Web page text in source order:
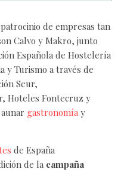
de empresas tan
Calvo y Makro, junto
Española de Hostelería
y Turismo a través de
Seur,
Hoteles Fontecruz y
gastronomía y
de España
de la campaña